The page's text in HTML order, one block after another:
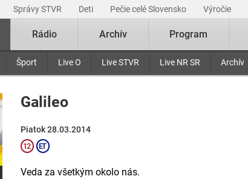
Správy STVR Deti Pečie celé Slovensko Výročie
Šport Live O Live STVR Live NR SR Archív
Rádio Archív Program
Galileo
Piatok 28.03.2014
Veda za všetkým okolo nás.